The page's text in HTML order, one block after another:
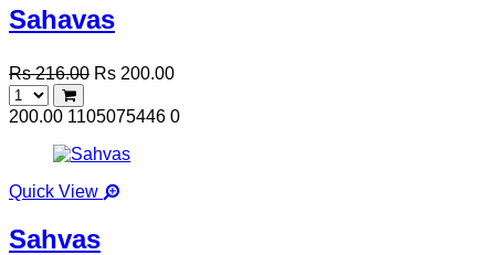
Sahavas
Rs 216.00 Rs 200.00
200.00 1105075446 0
Quick View
Sahvas